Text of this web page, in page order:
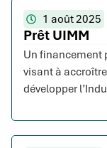
1 août 2025
Prêt UIMM
Un financement
visant à
développer